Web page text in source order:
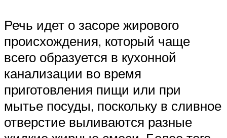
Речь идет о засоре жирового
происхождения, который чаще
всего образуется в кухонной
канализации во время
приготовления пищи или при
мытье посуды, поскольку в сливное
отверстие выливаются разные